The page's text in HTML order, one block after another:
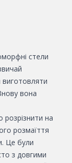
стели
виготовляти
вона
розрізнити на
розмаїття
Це були
з довгими